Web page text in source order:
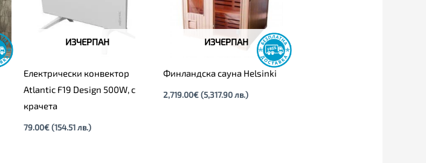
ИЗЧЕРПАН
Електрически конвектор
Atlantic F19 Design 500W, с
крачета
79.00€(154.51 лв.)
ИЗЧЕРПАН
Финландска сауна Helsinki
2,719.00€ (5,317.90 лв.)